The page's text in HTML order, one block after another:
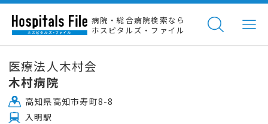
病院・総合病院検索なら
ホスピタルズ・ファイル
医療法人木村会
木村病院
高知県高知市寿町8-8
入明駅